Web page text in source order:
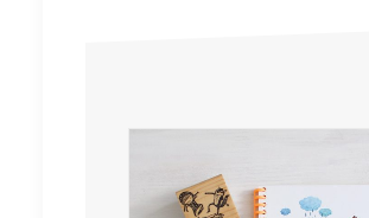
Pearlcatcat
Pearlcatcat